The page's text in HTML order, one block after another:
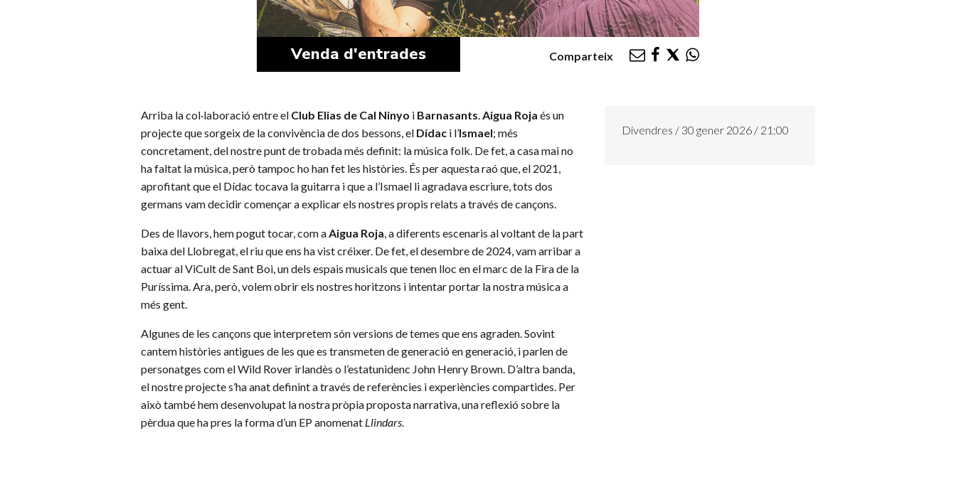
Venda d'entrades Comparteix
Arriba la col·laboració entre el Club Elias de Cal Ninyo i Barnasants.Aigua Roja és un
projecte que sorgeix de la convivència de dos bessons, el Dídac i l’Ismael; més
concretament, del nostre punt de trobada més definit: la música folk. De fet, a casa mai no
ha faltat la música, però tampoc ho han fet les històries. És per aquesta raó que, el 2021,
aprofitant que el Dídac tocava la guitarra i que a l’Ismael li agradava escriure, tots dos
germans vam decidir començar a explicar els nostres propis relats a través de cançons.
Des de llavors, hem pogut tocar, com aAigua Roja, a diferents escenaris al voltant de la part
baixa del Llobregat, el riu que ens ha vist créixer. De fet, el desembre de 2024, vam arribar a
actuar al ViCult de Sant Boi, un dels espais musicals que tenen lloc en el marc de la Fira de la
Puríssima. Ara, però, volem obrir els nostres horitzons i intentar portar la nostra música a
més gent.
Algunes de les cançons que interpretem són versions de temes que ens agraden. Sovint
cantem històries antigues de les que es transmeten de generació en generació, i parlen de
personatges com el Wild Rover irlandès o l’estatunidenc John Henry Brown. D’altra banda,
el nostre projecte s’ha anat definint a través de referències i experiències compartides. Per
això també hem desenvolupat la nostra pròpia proposta narrativa, una reflexió sobre la
pèrdua que ha pres la forma d’un EP anomenat Llindars.
Divendres / 30 gener 2026 / 21:00